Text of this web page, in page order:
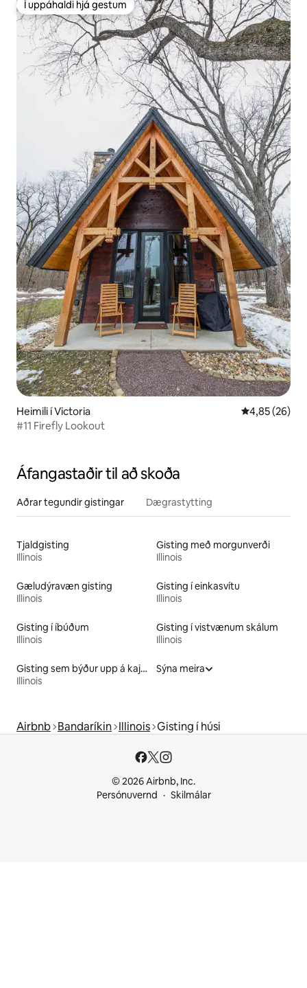
Í uppáhaldi hjá gestum
Í uppáhaldi hjá gestum
Heimili í Victoria 4,85 af 5 í
4,85 (26)
#11 Firefly Lookout
Áfangastaðir til að skoða
Aðrar tegundir gistingar Dægrastytting
Tjaldgisting
Illinois
Gisting með morgunverði
Illinois
Gæludýravæn gisting
Illinois
Gisting í einkasvítu
Illinois
Gisting í íbúðum
Illinois
Gisting í vistvænum skálum
Illinois
Gisting sem býður upp á kajak
Illinois
Sýna meira
Airbnb Bandaríkin Illinois Gisting í húsi
© 2026 Airbnb, Inc.
Persónuvernd
Skilmálar